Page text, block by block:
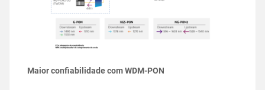
Maior confiabilidade com WDM-PON